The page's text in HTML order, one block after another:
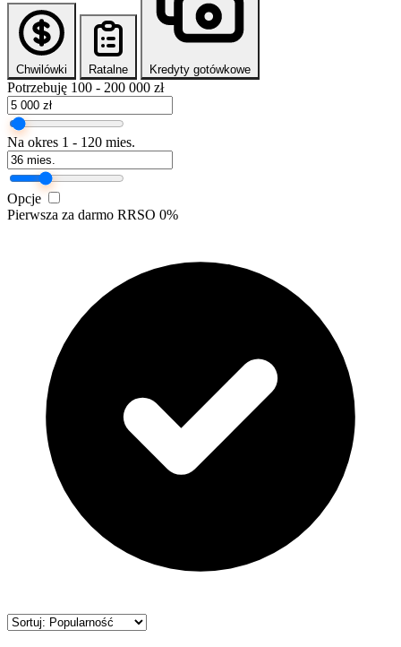
Chwilówki Ratalne Kredyty gotówkowe
Potrzebuję 100 - 200 000 zł
Na okres 1 - 120 mies.
Opcje
Pierwsza za darmo RRSO 0%